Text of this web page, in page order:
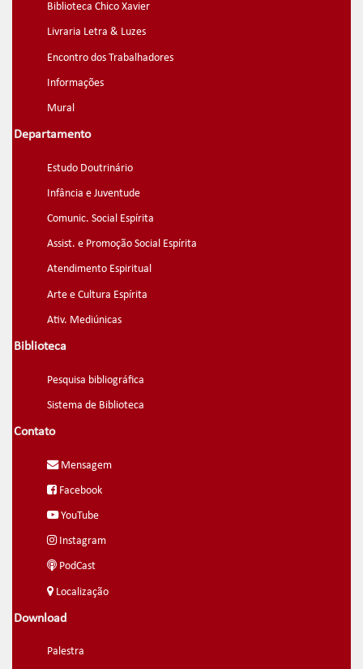
Biblioteca Chico Xavier
Livraria Letra & Luzes
Encontro dos Trabalhadores
Informações
Mural
Departamento
Estudo Doutrinário
Infância e Juventude
Comunic. Social Espírita
Assist. e Promoção Social Espírita
Atendimento Espiritual
Arte e Cultura Espírita
Ativ. Mediúnicas
Biblioteca
Pesquisa bibliográfica
Sistema de Biblioteca
Contato
Mensagem
Facebook
YouTube
Instagram
PodCast
Localização
Download
Palestra